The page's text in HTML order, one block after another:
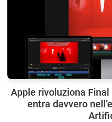
Apple rivoluziona
entra davvero